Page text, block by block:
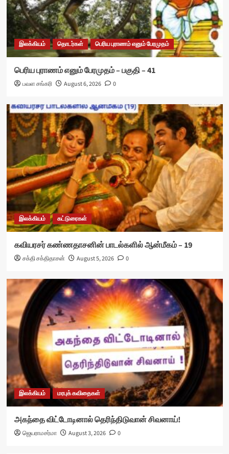
இலக்கியம் தொடர்கள் பெரிய புராணம் எனும் பேரமுதம்
பெரிய புராணம் எனும் பேரமுதம் – பகுதி – 41
பவள சங்கரி August 6, 2026 0
இலக்கியம் கட்டுரைகள்
கவியரசர் கண்ணதாசனின் பாடல்களில் ஆன்மீகம் – 19
சக்தி சக்திதாசன் August 5, 2026 0
இலக்கியம் மரபுக் கவிதைகள்
அகந்தை விட்டோடினால் தெரிந்திடுவான் சிவனாய்!
ஜெயராமசர்மா August 3, 2026 0